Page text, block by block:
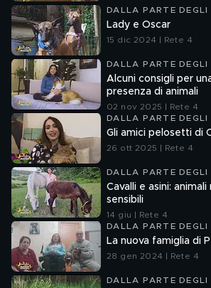
DALLA PARTE DEGLI
Lady e Oscar
15 dic 2024 | Rete 4
DALLA PARTE DEGLI
Alcuni consigli per
presenza di animali
02 nov 2025 | Rete 4
DALLA PARTE DEGLI
Gli amici pelosetti di
26 ott 2025 | Rete 4
DALLA PARTE DEGLI
Cavalli e asini:
sensibili
14 giu | Rete 4
DALLA PARTE DEGLI
La nuova famiglia di
28 gen 2024 | Rete 4
DALLA PARTE DEGLI